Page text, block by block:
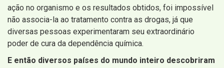
ação no organismo e os resultados obtidos, foi impossível
não associa-la ao tratamento contra as drogas, já que
diversas pessoas experimentaram seu extraordinário
poder de cura da dependência química.
E então diversos países do mundo inteiro descobriram